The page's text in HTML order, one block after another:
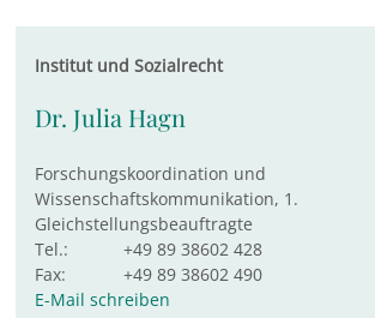
Institut und Sozialrecht
Dr. Julia Hagn
Forschungskoordination und
Wissenschaftskommunikation, 1.
Gleichstellungsbeauftragte
Tel.:
+49 89 38602 428
Fax:
+49 89 38602 490
E-Mail schreiben